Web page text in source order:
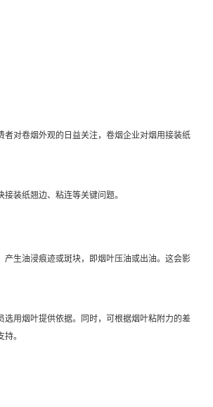
对卷烟外观的日益关注，卷烟企业对烟用接装纸
装纸翘边、粘连等关键问题。
生油浸痕迹或斑块，即烟叶压油或出油。这会影
用烟叶提供依据。同时，可根据烟叶粘附力的差
。